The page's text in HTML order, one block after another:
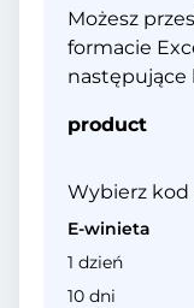
Możesz
formacie
następujące
product
Wybierz
E-winieta
1 dzień
10 dni